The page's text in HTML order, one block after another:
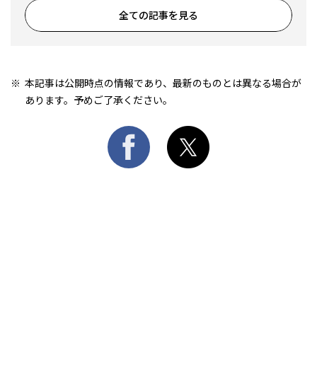
全ての記事を見る
本記事は公開時点の情報であり、最新のものとは異なる場合が
あります。予めご了承ください。